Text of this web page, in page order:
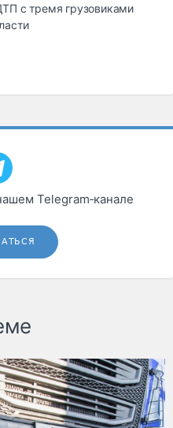
с тремя грузовиками
Telegram‑канале